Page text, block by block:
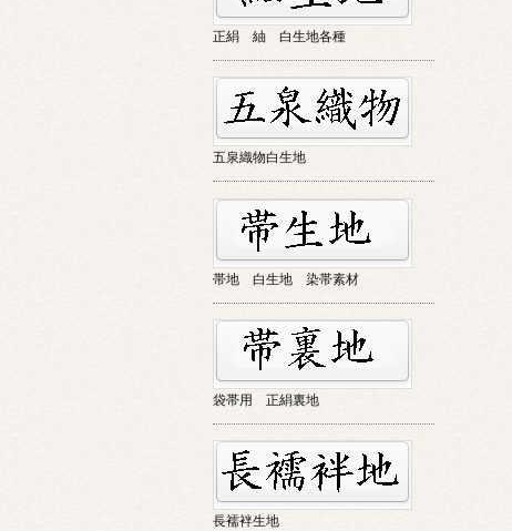
正絹 紬 白生地各種
五泉織物白生地
帯地 白生地 染帯素材
袋帯用 正絹裏地
長襦袢生地